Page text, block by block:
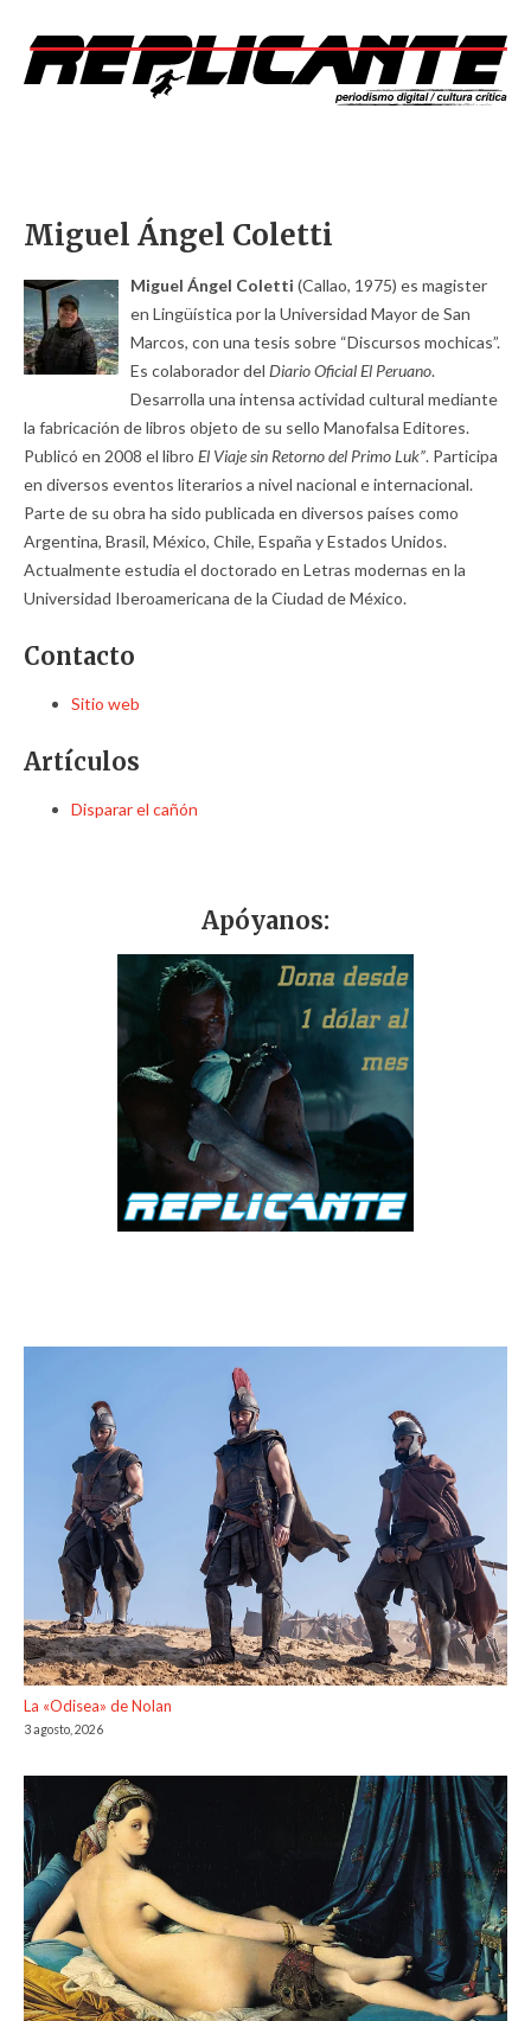
Miguel Ángel Coletti
Miguel Ángel Coletti (Callao, 1975) es magister
en Lingüística por la Universidad Mayor de San
Marcos, con una tesis sobre “Discursos mochicas”.
Es colaborador del Diario Oficial El Peruano.
Desarrolla una intensa actividad cultural mediante
la fabricación de libros objeto de su sello Manofalsa Editores.
Publicó en 2008 el libro El Viaje sin Retorno del Primo Luk”. Participa
en diversos eventos literarios a nivel nacional e internacional.
Parte de su obra ha sido publicada en diversos países como
Argentina, Brasil, México, Chile, España y Estados Unidos.
Actualmente estudia el doctorado en Letras modernas en la
Universidad Iberoamericana de la Ciudad de México.
Contacto
Sitio web
Artículos
Disparar el cañón
Apóyanos:
La «Odisea» de Nolan
3 agosto, 2026